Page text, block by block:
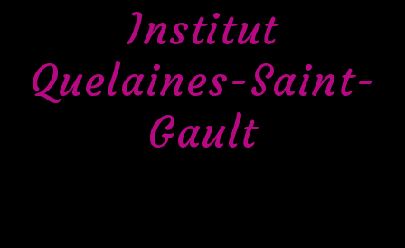
Institut
Quelaines-Saint-
Gault